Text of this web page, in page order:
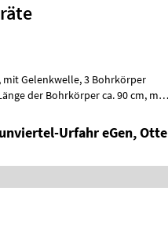
Urfahr eGen,